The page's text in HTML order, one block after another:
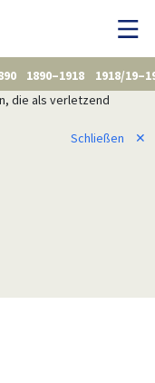
1890–1918
1918/
die als verletzend
Schließen
✕